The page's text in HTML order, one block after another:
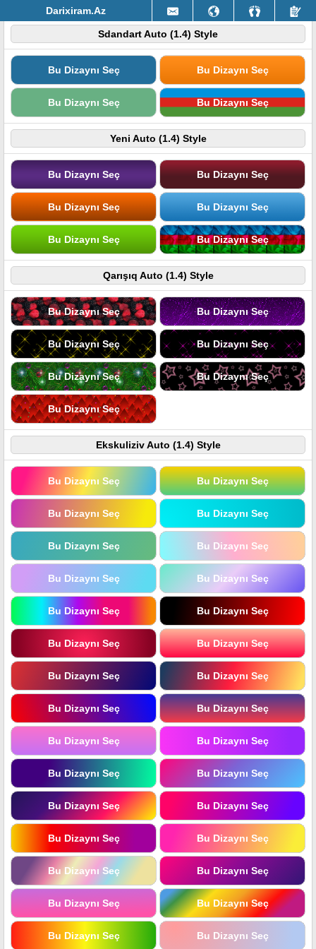
Darixiram.Az
Sdandart Auto (1.4) Style
Bu Dizaynı Seç Bu Dizaynı Seç
Bu Dizaynı Seç Bu Dizaynı Seç
Yeni Auto (1.4) Style
Bu Dizaynı Seç Bu Dizaynı Seç
Bu Dizaynı Seç Bu Dizaynı Seç
Bu Dizaynı Seç Bu Dizaynı Seç
Qarışıq Auto (1.4) Style
Bu Dizaynı Seç Bu Dizaynı Seç
Bu Dizaynı Seç Bu Dizaynı Seç
Bu Dizaynı Seç Bu Dizaynı Seç
Bu Dizaynı Seç
Ekskuliziv Auto (1.4) Style
Bu Dizaynı Seç Bu Dizaynı Seç
Bu Dizaynı Seç Bu Dizaynı Seç
Bu Dizaynı Seç Bu Dizaynı Seç
Bu Dizaynı Seç Bu Dizaynı Seç
Bu Dizaynı Seç Bu Dizaynı Seç
Bu Dizaynı Seç Bu Dizaynı Seç
Bu Dizaynı Seç Bu Dizaynı Seç
Bu Dizaynı Seç Bu Dizaynı Seç
Bu Dizaynı Seç Bu Dizaynı Seç
Bu Dizaynı Seç Bu Dizaynı Seç
Bu Dizaynı Seç Bu Dizaynı Seç
Bu Dizaynı Seç Bu Dizaynı Seç
Bu Dizaynı Seç Bu Dizaynı Seç
Bu Dizaynı Seç Bu Dizaynı Seç
Bu Dizaynı Seç Bu Dizaynı Seç